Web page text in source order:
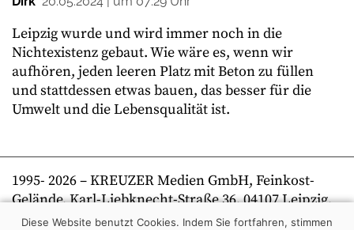
Leipzig wurde und wird immer noch in die
Nichtexistenz gebaut. Wie wäre es, wenn wir
aufhören, jeden leeren Platz mit Beton zu füllen
und stattdessen etwas bauen, das besser für die
Umwelt und die Lebensqualität ist.
1995- 2026– KREUZER Medien GmbH, Feinkost-
Gelände, Karl-Liebknecht-Straße 36, 04107 Leipzig,
Telefon +49 341 269 80 0 | kreuzer online
Diese Website benutzt Cookies. Indem Sie fortfahren, stimmen